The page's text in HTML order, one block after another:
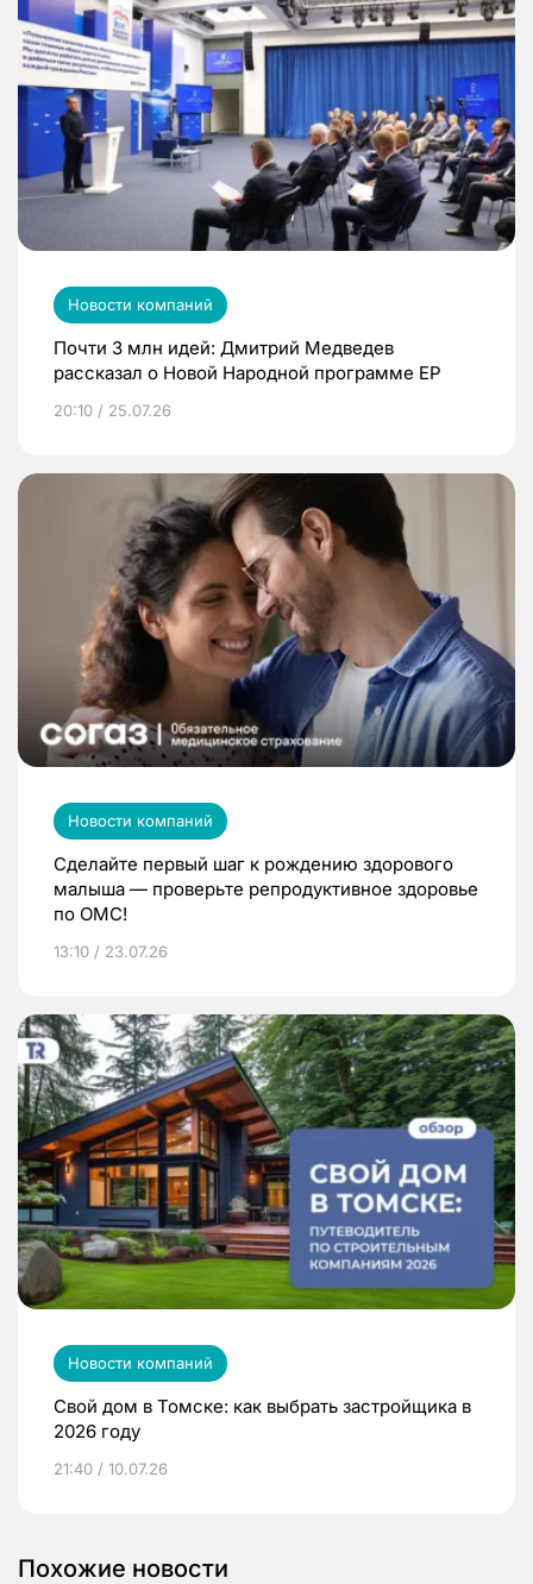
Новости компаний
Почти 3 млн идей: Дмитрий Медведев
рассказал о Новой Народной программе ЕР
20:10 / 25.07.26
Новости компаний
Сделайте первый шаг к рождению здорового
малыша — проверьте репродуктивное здоровье
по ОМС!
13:10 / 23.07.26
Новости компаний
Свой дом в Томске: как выбрать застройщика в
2026 году
21:40 / 10.07.26
Похожие новости